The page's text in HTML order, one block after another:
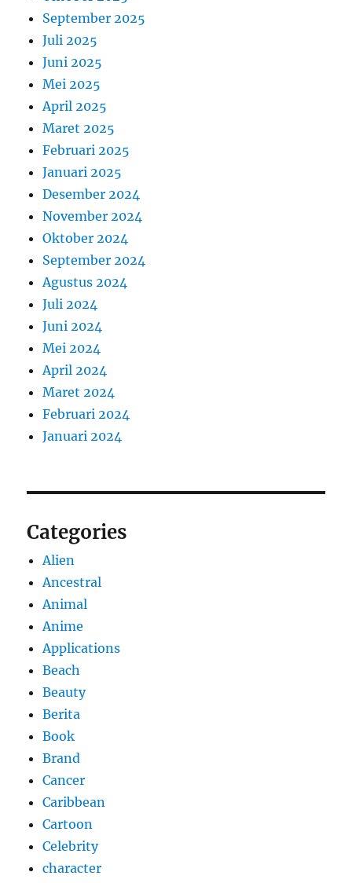
September 2025
Juli 2025
Juni 2025
Mei 2025
April 2025
Maret 2025
Februari 2025
Januari 2025
Desember 2024
November 2024
Oktober 2024
September 2024
Agustus 2024
Juli 2024
Juni 2024
Mei 2024
April 2024
Maret 2024
Februari 2024
Januari 2024
Categories
Alien
Ancestral
Animal
Anime
Applications
Beach
Beauty
Berita
Book
Brand
Cancer
Caribbean
Cartoon
Celebrity
character